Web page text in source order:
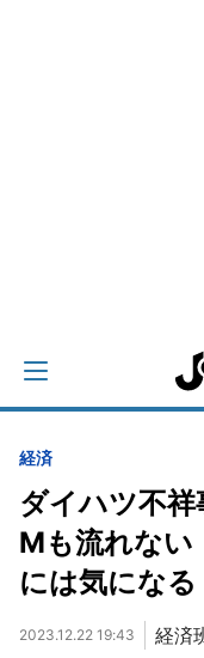
経済
ダイハツ不
Mも流れな
には気にな
2023.12.22 19:43 経済